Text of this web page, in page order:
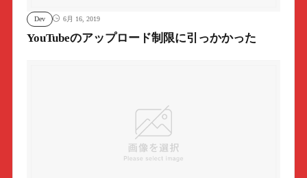
Dev 6月 16, 2019
YouTubeのアップロード制限に引っかかった